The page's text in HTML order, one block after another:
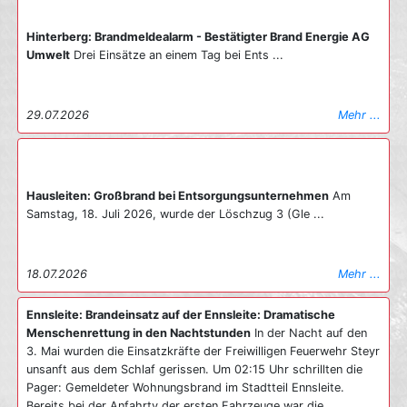
Hinterberg: Brandmeldealarm - Bestätigter Brand Energie AG
Umwelt Drei Einsätze an einem Tag bei Ents ...
29.07.2026 Mehr ...
Hausleiten: Großbrand bei Entsorgungsunternehmen Am
Samstag, 18. Juli 2026, wurde der Löschzug 3 (Gle ...
18.07.2026 Mehr ...
Ennsleite: Brandeinsatz auf der Ennsleite: Dramatische
Menschenrettung in den Nachtstunden In der Nacht auf den
3. Mai wurden die Einsatzkräfte der Freiwilligen Feuerwehr Steyr
unsanft aus dem Schlaf gerissen. Um 02:15 Uhr schrillten die
Pager: Gemeldeter Wohnungsbrand im Stadtteil Ennsleite.